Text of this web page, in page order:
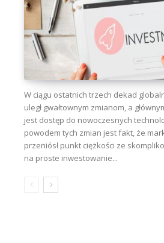
W ciągu ostatnich trzech dekad
uległ gwałtownym zmianom, a
jest dostęp do nowoczesnych
powodem tych zmian jest fakt, że
przeniósł punkt ciężkości ze
na proste inwestowanie...